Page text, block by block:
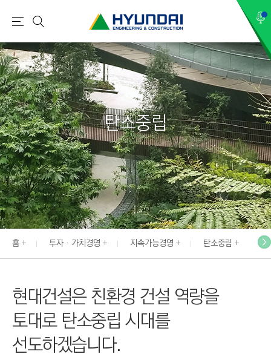
현
건
설
(
H
Y
U
N
D
A
I
:
E
N
N
E
E
R
메
뉴
검
색
탄소중립
홈 투자 · 가치경영 지속가능경영 탄소중립
현대건설은 친환경 건설 역량을
토대로 탄소중립 시대를
선도하겠습니다.